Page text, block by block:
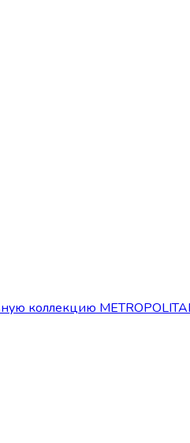
коллекцию